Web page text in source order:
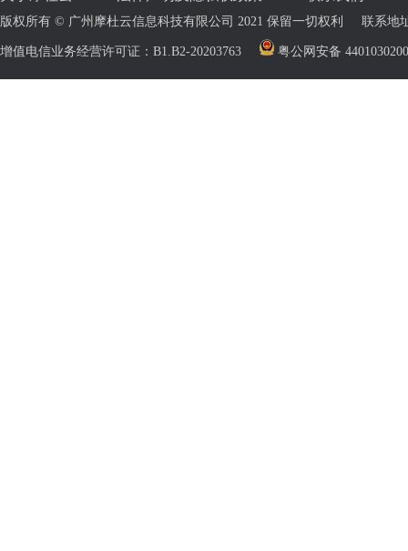
版权所有 © 广州摩杜云信息科技有限公司 2021 保留一切权利 联系地
增值电信业务经营许可证：B1.B2-20203763 粤公网安备